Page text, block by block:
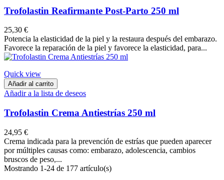
Trofolastin Reafirmante Post-Parto 250 ml
25,30 €
Potencia la elasticidad de la piel y la restaura después del embarazo.
Favorece la reparación de la piel y favorece la elasticidad, para...
Quick view
Añadir al carrito
Añadir a la lista de deseos
Trofolastin Crema Antiestrías 250 ml
24,95 €
Crema indicada para la prevención de estrías que pueden aparecer
por múltiples causas como: embarazo, adolescencia, cambios
bruscos de peso,...
Mostrando 1-24 de 177 artículo(s)